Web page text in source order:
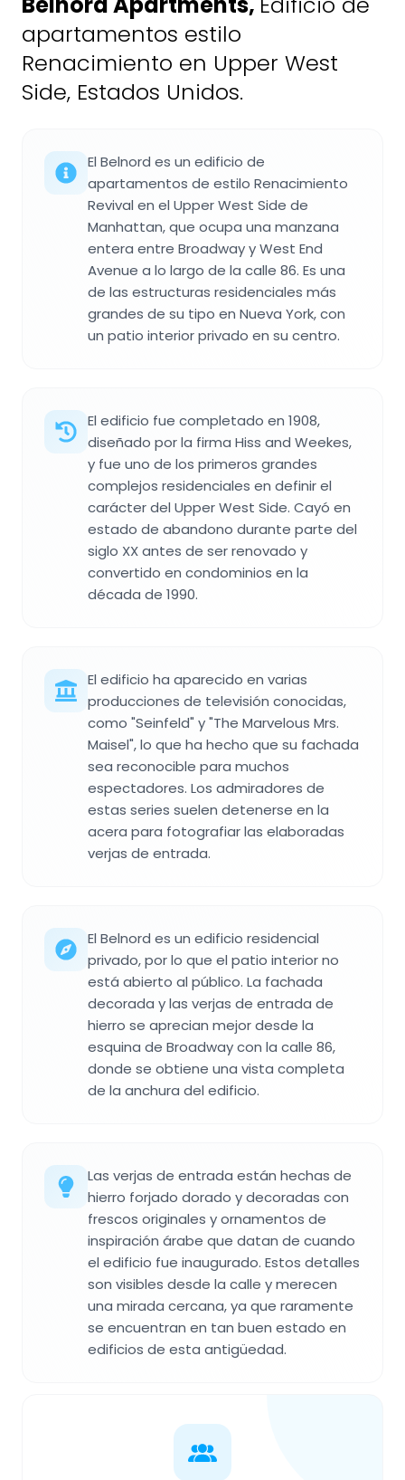
apartamentos estilo
Renacimiento en Upper West
Side, Estados Unidos.
El Belnord es un edificio de
apartamentos de estilo Renacimiento
Revival en el Upper West Side de
Manhattan, que ocupa una manzana
entera entre Broadway y West End
Avenue a lo largo de la calle 86. Es una
de las estructuras residenciales más
grandes de su tipo en Nueva York, con
un patio interior privado en su centro.
El edificio fue completado en 1908,
diseñado por la firma Hiss and Weekes,
y fue uno de los primeros grandes
complejos residenciales en definir el
carácter del Upper West Side. Cayó en
estado de abandono durante parte del
siglo XX antes de ser renovado y
convertido en condominios en la
década de 1990.
El edificio ha aparecido en varias
producciones de televisión conocidas,
como "Seinfeld" y "The Marvelous Mrs.
Maisel", lo que ha hecho que su fachada
sea reconocible para muchos
espectadores. Los admiradores de
estas series suelen detenerse en la
acera para fotografiar las elaboradas
verjas de entrada.
El Belnord es un edificio residencial
privado, por lo que el patio interior no
está abierto al público. La fachada
decorada y las verjas de entrada de
hierro se aprecian mejor desde la
esquina de Broadway con la calle 86,
donde se obtiene una vista completa
de la anchura del edificio.
Las verjas de entrada están hechas de
hierro forjado dorado y decoradas con
frescos originales y ornamentos de
inspiración árabe que datan de cuando
el edificio fue inaugurado. Estos detalles
son visibles desde la calle y merecen
una mirada cercana, ya que raramente
se encuentran en tan buen estado en
edificios de esta antigüedad.